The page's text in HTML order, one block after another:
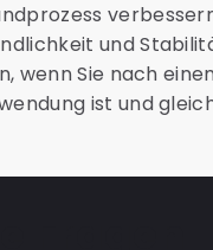
und
wenn Sie nach
ist und